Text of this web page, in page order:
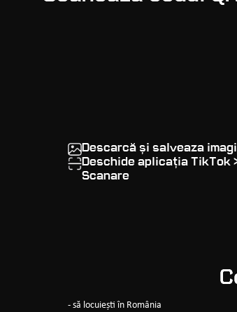
Descarcă și salveaza
Deschide aplicația TikTok
Scanare
- să locuiești în România